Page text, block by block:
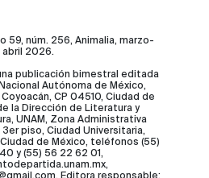
59, núm. 256, Animalia, marzo-
abril 2026.
publicación bimestral editada
Autónoma de México,
CP 04510, Ciudad de
la Dirección de Literatura y
UNAM, Zona Administrativa
3er piso, Ciudad Universitaria,
de México, teléfonos (55)
y (55) 56 22 62 01,